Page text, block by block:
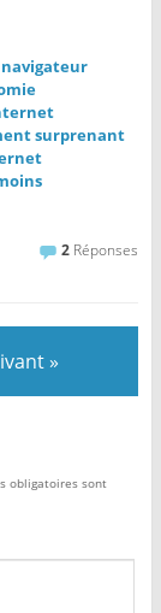
navigateur
surprenant
2 Réponses
»
obligatoires sont